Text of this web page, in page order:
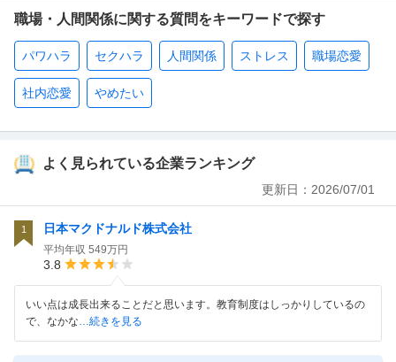
職場・人間関係に関する質問をキーワードで探す
パワハラ セクハラ 人間関係 ストレス 職場恋愛
社内恋愛 やめたい
よく見られている企業ランキング
更新日： 2026/07/01
1 日本マクドナルド株式会社
平均年収 549万円
3.8
いい点は成長出来ることだと思います。教育制度はしっかりしているの
で、なかな…続きを見る